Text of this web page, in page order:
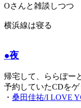
Oさんと雑談しつつ
横浜線は寝る
●夜
帰宅して、ららぽー
予約していたCDをゲ
・ 桑田佳祐/I LOVE